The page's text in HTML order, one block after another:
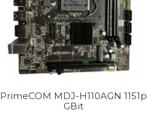
PrimeCOM MDJ-H110AGN 1151p
GBit